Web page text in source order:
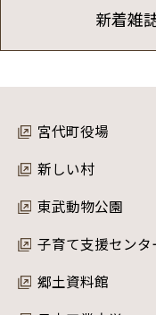
新着雑
宮代町役場
新しい村
東武動物公園
子育て支援センタ
郷土資料館